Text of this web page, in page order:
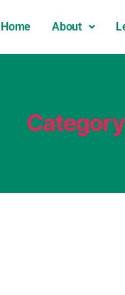
Home About